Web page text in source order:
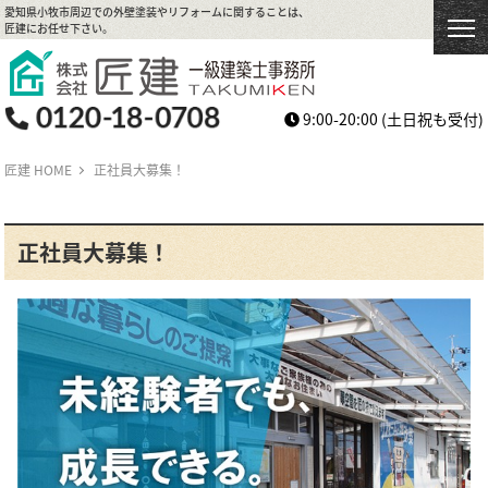
愛知県小牧市周辺での外壁塗装やリフォームに関することは、
匠建にお任せ下さい。
9:00-20:00 (土日祝も受付)
匠建 HOME 正社員大募集！
正社員大募集！